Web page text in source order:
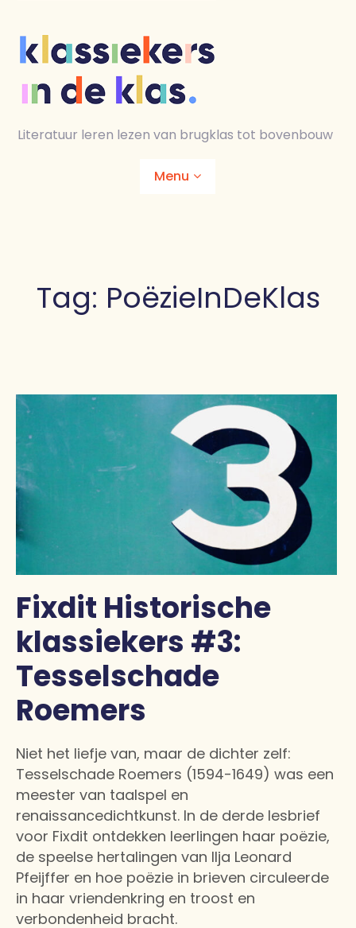
content
Literatuur leren lezen van brugklas tot bovenbouw
Menu
Lesmaterialen
Contact
Tag: PoëzieInDeKlas
Fixdit Historische
klassiekers #3:
Tesselschade
Roemers
Niet het liefje van, maar de dichter zelf:
Tesselschade Roemers (1594-1649) was een
meester van taalspel en
renaissancedichtkunst. In de derde lesbrief
voor Fixdit ontdekken leerlingen haar poëzie,
de speelse hertalingen van Ilja Leonard
Pfeijffer en hoe poëzie in brieven circuleerde
in haar vriendenkring en troost en
verbondenheid bracht.